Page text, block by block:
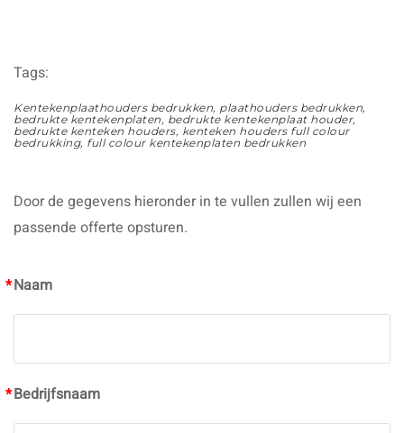
Tags:
Kentekenplaathouders bedrukken, plaathouders bedrukken,
bedrukte kentekenplaten, bedrukte kentekenplaat houder,
bedrukte kenteken houders, kenteken houders full colour
bedrukking, full colour kentekenplaten bedrukken
Door de gegevens hieronder in te vullen zullen wij een
passende offerte opsturen.
*Naam
*Bedrijfsnaam